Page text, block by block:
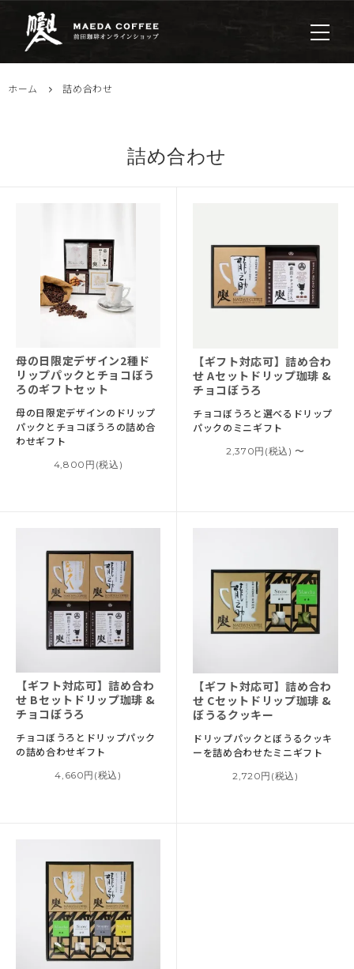
ホーム 詰め合わせ
詰め合わせ
母の日限定デザイン2種ド
リップパックとチョコぼう
ろのギフトセット
母の日限定デザインのドリップ
パックと チョコぼうろの詰め合
わせギフト
4,800円(税込)
【ギフト対応可】詰め合わ
せ Aセット ドリップ珈琲 &
チョコぼうろ
チョコぼうろと選べる ドリップ
パックのミニギフト
2,370円(税込) 〜
【ギフト対応可】詰め合わ
せ Bセット ドリップ珈琲 &
チョコぼうろ
チョコぼうろとドリップパック
の詰め合わせギフト
4,660円(税込)
【ギフト対応可】詰め合わ
せ Cセット ドリップ珈琲 &
ぼうるクッキー
ドリップパックとぼうるクッキ
ーを詰め合わせたミニギフト
2,720円(税込)